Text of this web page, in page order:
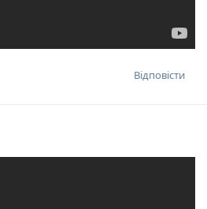
Відповісти